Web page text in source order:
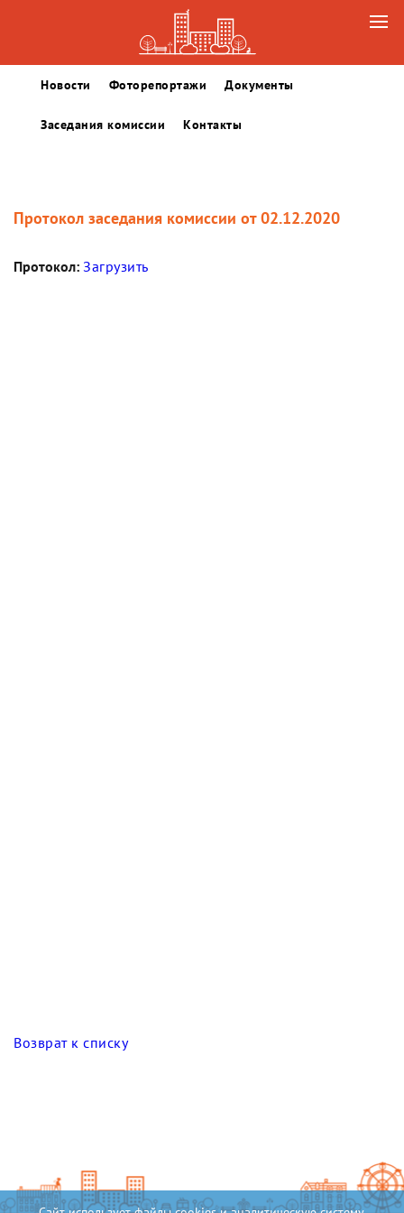
Новости Фоторепортажи Документы
Заседания комиссии Контакты
Протокол заседания комиссии от 02.12.2020
Протокол: Загрузить
Возврат к списку